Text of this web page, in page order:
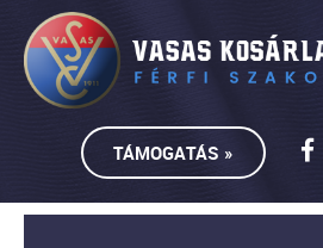
TÁMOGATÁS »